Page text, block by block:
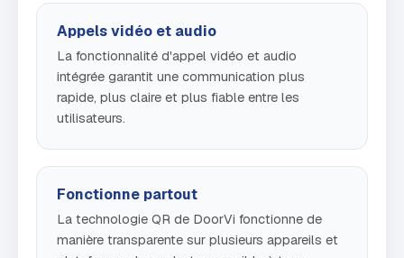
Appels vidéo et audio
La fonctionnalité d'appel vidéo et audio
intégrée garantit une communication plus
rapide, plus claire et plus fiable entre les
utilisateurs.
Fonctionne partout
La technologie QR de DoorVi fonctionne de
manière transparente sur plusieurs appareils et